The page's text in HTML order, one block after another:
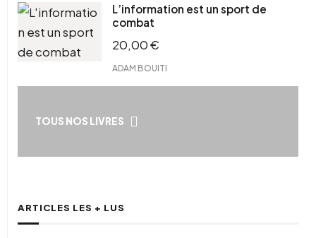
L’information est un sport de
combat
20,00€
ADAM BOUITI
TOUS NOS LIVRES
ARTICLES LES + LUS